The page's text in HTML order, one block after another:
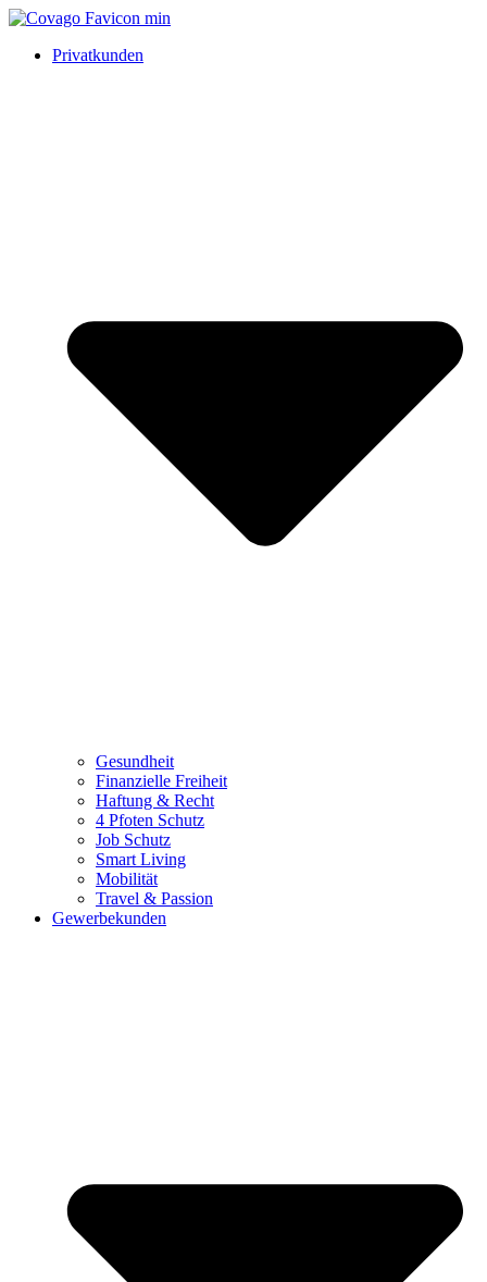
Privatkunden
Gesundheit
Finanzielle Freiheit
Haftung & Recht
4 Pfoten Schutz
Job Schutz
Smart Living
Mobilität
Travel & Passion
Gewerbekunden